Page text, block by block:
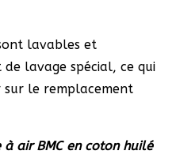
lavables et
lavage spécial, ce qui
sur le remplacement
air BMC en coton huilé